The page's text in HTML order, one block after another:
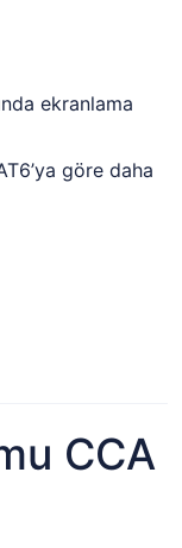
ekranlama
göre daha
CCA